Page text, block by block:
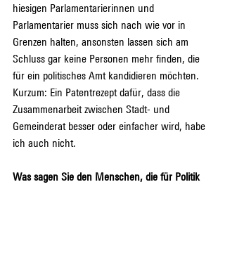
hiesigen Parlamentarierinnen und
Parlamentarier muss sich nach wie vor in
Grenzen halten, ansonsten lassen sich am
Schluss gar keine Personen mehr finden, die
für ein politisches Amt kandidieren möchten.
Kurzum: Ein Patentrezept dafür, dass die
Zusammenarbeit zwischen Stadt- und
Gemeinderat besser oder einfacher wird, habe
ich auch nicht.
Was sagen Sie den Menschen, die für Politik